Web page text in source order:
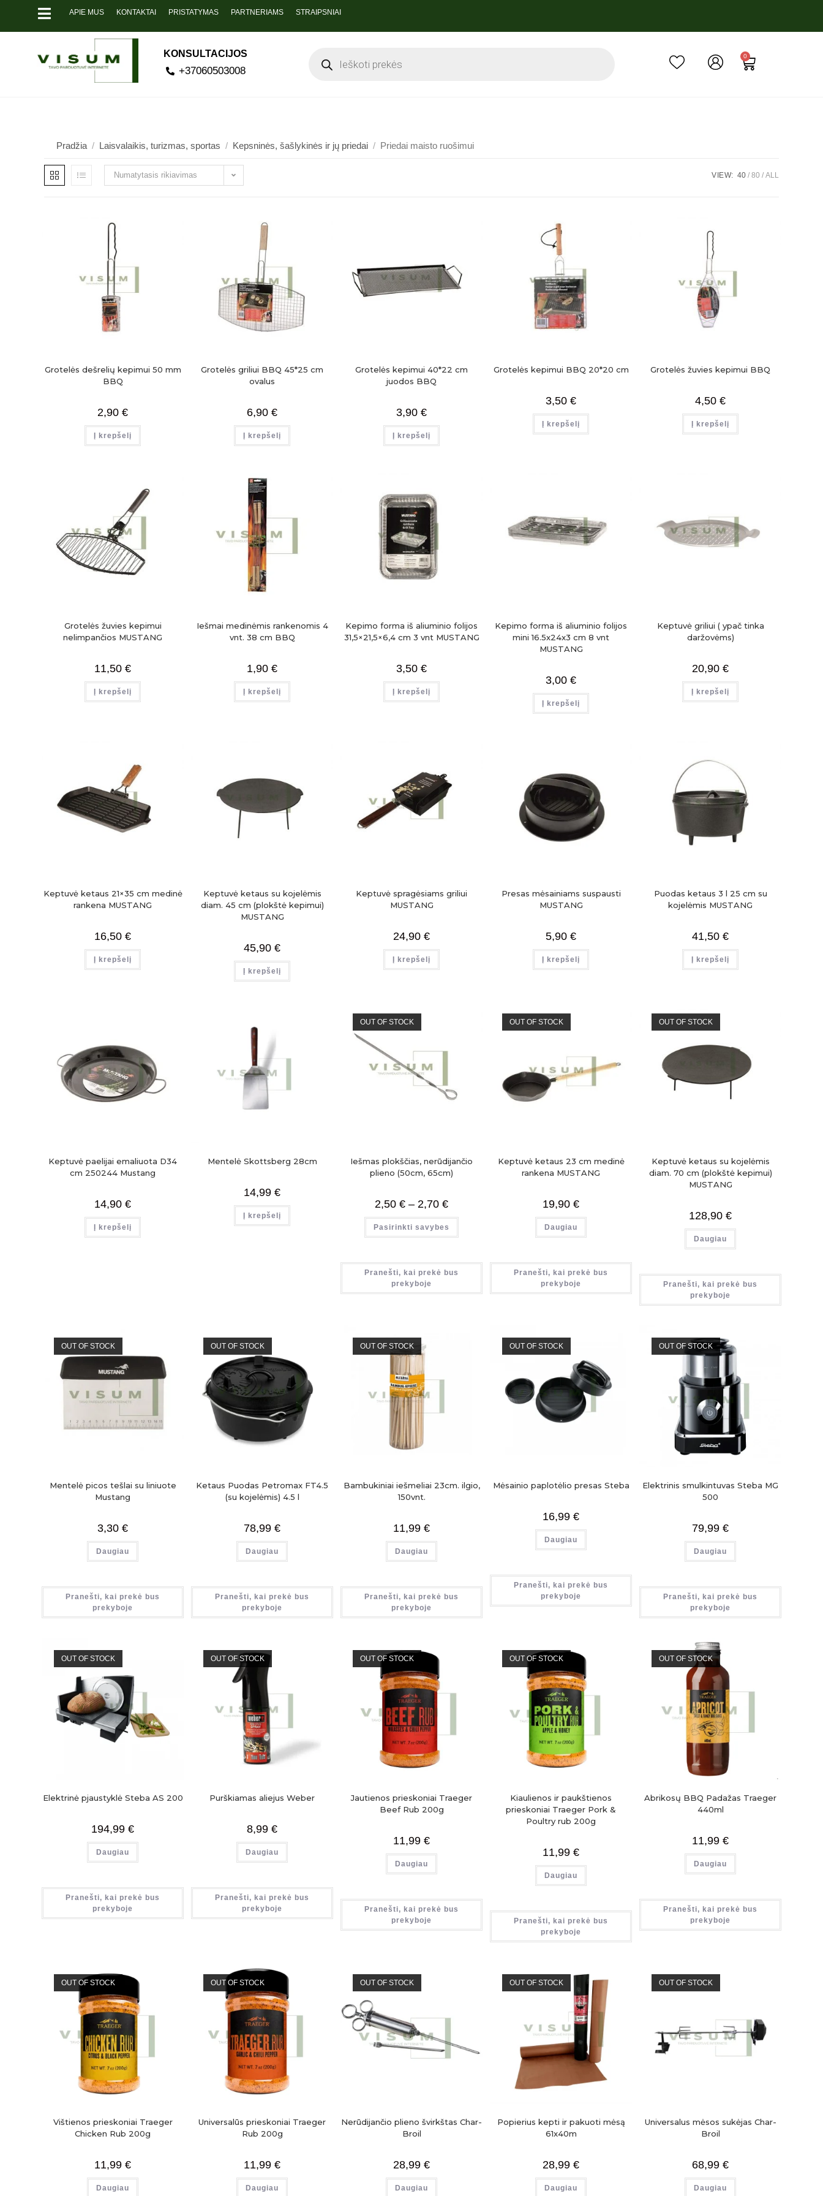
APIE MUS KONTAKTAI PRISTATYMAS PARTNERIAMS STRAIPSNIAI
KONSULTACIJOS
+37060503008
0
Pradžia / Laisvalaikis, turizmas, sportas / Kepsninės, šašlykinės ir jų priedai / Priedai maisto ruošimui
Numatytasis rikiavimas VIEW: 40 80 ALL
Grotelės dešrelių kepimui 50 mm
BBQ
2,90 €
Į krepšelį
Grotelės griliui BBQ 45*25 cm
ovalus
6,90 €
Į krepšelį
Grotelės kepimui 40*22 cm
juodos BBQ
3,90 €
Į krepšelį
Grotelės kepimui BBQ 20*20 cm
3,50 €
Į krepšelį
Grotelės žuvies kepimui BBQ
4,50 €
Į krepšelį
Grotelės žuvies kepimui
nelimpančios MUSTANG
11,50 €
Į krepšelį
Iešmai medinėmis rankenomis 4
vnt. 38 cm BBQ
1,90 €
Į krepšelį
Kepimo forma iš aliuminio folijos
31,5×21,5×6,4 cm 3 vnt MUSTANG
3,50 €
Į krepšelį
Kepimo forma iš aliuminio folijos
mini 16.5x24x3 cm 8 vnt
MUSTANG
3,00 €
Į krepšelį
Keptuvė griliui ( ypač tinka
daržovėms)
20,90 €
Į krepšelį
Keptuvė ketaus 21×35 cm medinė
rankena MUSTANG
16,50 €
Į krepšelį
Keptuvė ketaus su kojelėmis
diam. 45 cm (plokštė kepimui)
MUSTANG
45,90 €
Į krepšelį
Keptuvė spragėsiams griliui
MUSTANG
24,90 €
Į krepšelį
Presas mėsainiams suspausti
MUSTANG
5,90 €
Į krepšelį
Puodas ketaus 3 l 25 cm su
kojelėmis MUSTANG
41,50 €
Į krepšelį
Keptuvė paelijai emaliuota D34
cm 250244 Mustang
14,90 €
Į krepšelį
Mentelė Skottsberg 28cm
14,99 €
Į krepšelį
OUT OF STOCK
Iešmas plokščias, nerūdijančio
plieno (50cm, 65cm)
2,50 € – 2,70 €
Pasirinkti savybes
Pranešti, kai prekė bus
prekyboje
OUT OF STOCK
Keptuvė ketaus 23 cm medinė
rankena MUSTANG
19,90 €
Daugiau
Pranešti, kai prekė bus
prekyboje
OUT OF STOCK
Keptuvė ketaus su kojelėmis
diam. 70 cm (plokštė kepimui)
MUSTANG
128,90 €
Daugiau
Pranešti, kai prekė bus
prekyboje
OUT OF STOCK
Mentelė picos tešlai su liniuote
Mustang
3,30 €
Daugiau
Pranešti, kai prekė bus
prekyboje
OUT OF STOCK
Ketaus Puodas Petromax FT4.5
(su kojelėmis) 4.5 l
78,99 €
Daugiau
Pranešti, kai prekė bus
prekyboje
OUT OF STOCK
Bambukiniai iešmeliai 23cm. ilgio,
150vnt.
11,99 €
Daugiau
Pranešti, kai prekė bus
prekyboje
OUT OF STOCK
Mėsainio paplotėlio presas Steba
16,99 €
Daugiau
Pranešti, kai prekė bus
prekyboje
OUT OF STOCK
Elektrinis smulkintuvas Steba MG
500
79,99 €
Daugiau
Pranešti, kai prekė bus
prekyboje
OUT OF STOCK
Elektrinė pjaustyklė Steba AS 200
194,99 €
Daugiau
Pranešti, kai prekė bus
prekyboje
OUT OF STOCK
Purškiamas aliejus Weber
8,99 €
Daugiau
Pranešti, kai prekė bus
prekyboje
OUT OF STOCK
Jautienos prieskoniai Traeger
Beef Rub 200g
11,99 €
Daugiau
Pranešti, kai prekė bus
prekyboje
OUT OF STOCK
Kiaulienos ir paukštienos
prieskoniai Traeger Pork &
Poultry rub 200g
11,99 €
Daugiau
Pranešti, kai prekė bus
prekyboje
OUT OF STOCK
Abrikosų BBQ Padažas Traeger
440ml
11,99 €
Daugiau
Pranešti, kai prekė bus
prekyboje
OUT OF STOCK
Vištienos prieskoniai Traeger
Chicken Rub 200g
11,99 €
Daugiau
OUT OF STOCK
Universalūs prieskoniai Traeger
Rub 200g
11,99 €
Daugiau
OUT OF STOCK
Nerūdijančio plieno švirkštas Char-
Broil
28,99 €
Daugiau
OUT OF STOCK
Popierius kepti ir pakuoti mėsą
61x40m
28,99 €
Daugiau
OUT OF STOCK
Universalus mėsos sukėjas Char-
Broil
68,99 €
Daugiau